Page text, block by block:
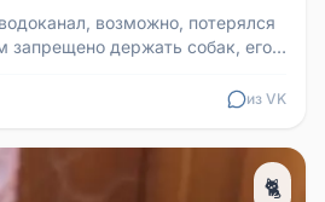
возможно, потерялся
запрещено держать собак, его
из VK
🐈